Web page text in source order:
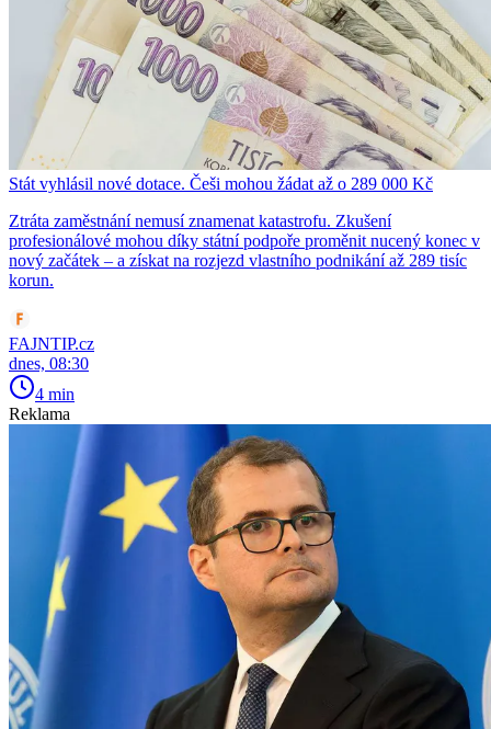
Stát vyhlásil nové dotace. Češi mohou žádat až o 289 000 Kč
Ztráta zaměstnání nemusí znamenat katastrofu. Zkušení
profesionálové mohou díky státní podpoře proměnit nucený konec v
nový začátek – a získat na rozjezd vlastního podnikání až 289 tisíc
korun.
FAJNTIP.cz
dnes, 08:30
4 min
Reklama